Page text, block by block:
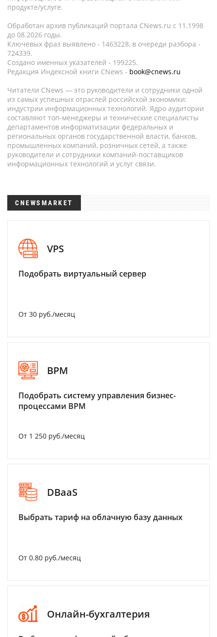
продукте/услуге.
Обработан архив публикаций портала CNews.ru c 11.1998
до 08.2026 годы.
Ключевых фраз выявлено - 1463228, в очереди разбора -
724339.
Создано именных указателей - 199225.
Редакция Индексной книги CNews - book@cnews.ru
Читатели CNews — это руководители и сотрудники одной
из самых успешных отраслей российской экономики:
индустрии информационных технологий. Ядро аудитории
составляют топ-менеджеры и технические специалисты
департаментов информатизации федеральных и
региональных органов государственной власти, банков,
промышленных компаний, розничных сетей, а также
руководители и сотрудники компаний-поставщиков
информационных технологий и услуг связи.
CNEWSMARKET
VPS
Подобрать виртуальный сервер
От 30 руб./месяц
BPM
Подобрать систему управления бизнес-
процессами BPM
От 1 250 руб./месяц
DBaaS
Выбрать тариф на облачную базу данных
От 0.80 руб./месяц
Онлайн-бухгалтерия